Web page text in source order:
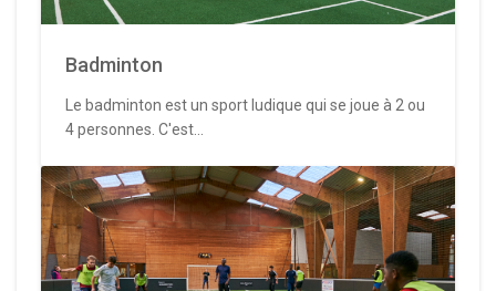
Badminton
Le badminton est un sport ludique qui se joue à 2 ou
4 personnes. C'est...